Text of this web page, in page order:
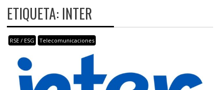
ETIQUETA: INTER
RSE / ESG Telecomunicaciones